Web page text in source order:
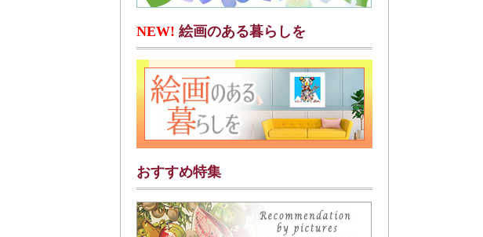
NEW! 絵画のある暮らしを
おすすめ特集